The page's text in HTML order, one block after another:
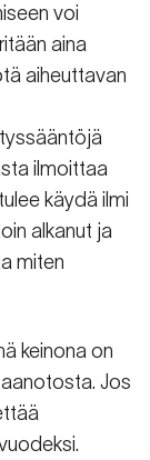
voi
aina
aiheuttavan
ilmoittaa
käydä ilmi
alkanut ja
miten
keinona on
Jos